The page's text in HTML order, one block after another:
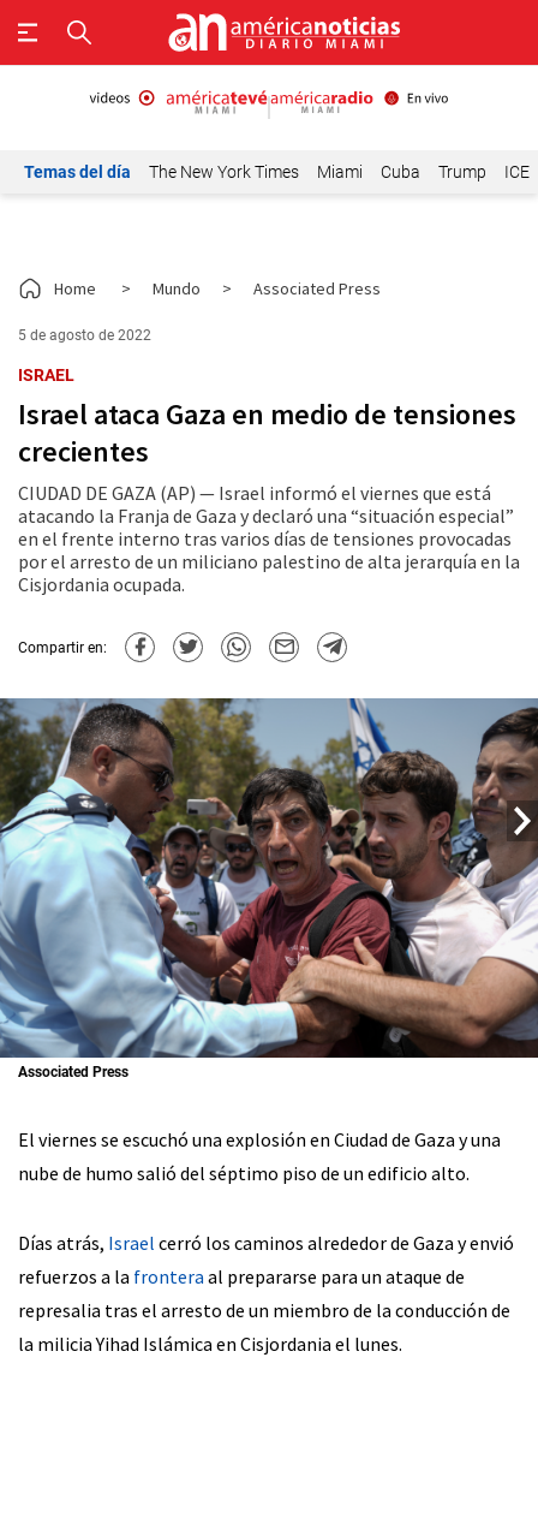
Temas del día The New York Times Miami Cuba Trump ICE
Home > Mundo > Associated Press
5 de agosto de 2022
ISRAEL
Israel ataca Gaza en medio de tensiones
crecientes
CIUDAD DE GAZA (AP) — Israel informó el viernes que está
atacando la Franja de Gaza y declaró una “situación especial”
en el frente interno tras varios días de tensiones provocadas
por el arresto de un miliciano palestino de alta jerarquía en la
Cisjordania ocupada.
Compartir en:
Associated Press
El viernes se escuchó una explosión en Ciudad de Gaza y una
nube de humo salió del séptimo piso de un edificio alto.
Días atrás, Israel cerró los caminos alrededor de Gaza y envió
refuerzos a la frontera al prepararse para un ataque de
represalia tras el arresto de un miembro de la conducción de
la milicia Yihad Islámica en Cisjordania el lunes.